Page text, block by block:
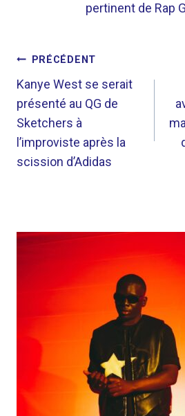
pertinent de Rap
NAVIGATION
DE
L’ARTICLE
PRÉCÉDENT
Kanye West se serait
présenté au QG de
Sketchers à
l’improviste après la
scission d’Adidas